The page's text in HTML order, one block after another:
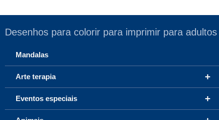
Desenhos para colorir para imprimir para adultos
Mandalas
+
Arte terapia
+
Eventos especiais